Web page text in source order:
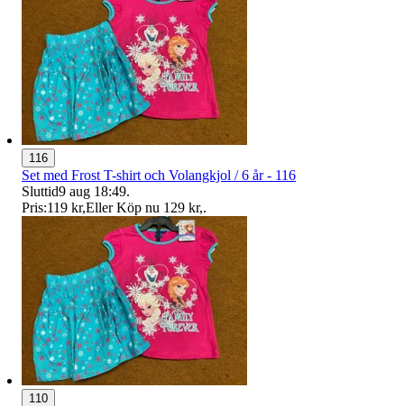
116
Set med Frost T-shirt och Volangkjol / 6 år - 116
Sluttid9 aug 18:49.
Pris:119 kr,Eller Köp nu 129 kr,.
110